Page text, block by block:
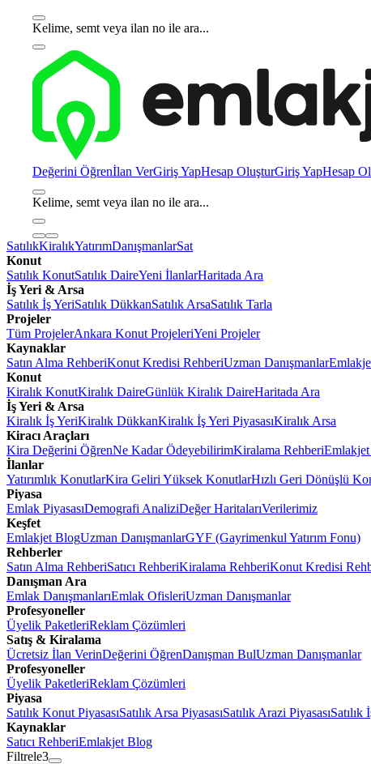
Kelime, semt veya ilan no ile ara...
Değerini Öğrenİlan VerGiriş YapHesap OluşturGiriş YapHesap
Kelime, semt veya ilan no ile ara...
SatılıkKiralıkYatırımDanışmanlarSat
Konut
Satılık KonutSatılık DaireYeni İlanlarHaritada Ara
İş Yeri & Arsa
Satılık İş YeriSatılık DükkanSatılık ArsaSatılık Tarla
Projeler
Tüm ProjelerAnkara Konut ProjeleriYeni Projeler
Kaynaklar
Satın Alma RehberiKonut Kredisi RehberiUzman Danışmanlar
Konut
Kiralık KonutKiralık DaireGünlük Kiralık DaireHaritada Ara
İş Yeri & Arsa
Kiralık İş YeriKiralık DükkanKiralık İş Yeri PiyasasıKiralık Arsa
Kiracı Araçları
Kira Değerini ÖğrenNe Kadar ÖdeyebilirimKiralama Rehberi
İlanlar
Yatırımlık KonutlarKira Geliri Yüksek KonutlarHızlı Geri Dönüşlü
Piyasa
Emlak PiyasasıDemografi AnaliziDeğer HaritalarıVerilerimiz
Keşfet
Emlakjet BlogUzman DanışmanlarGYF (Gayrimenkul Yatırım Fonu)
Rehberler
Satın Alma RehberiSatıcı RehberiKiralama RehberiKonut Kredisi
Danışman Ara
Emlak DanışmanlarıEmlak OfisleriUzman Danışmanlar
Profesyoneller
Üyelik PaketleriReklam Çözümleri
Satış & Kiralama
Ücretsiz İlan VerinDeğerini ÖğrenDanışman BulUzman Danışmanlar
Profesyoneller
Üyelik PaketleriReklam Çözümleri
Piyasa
Satılık Konut PiyasasıSatılık Arsa PiyasasıSatılık Arazi PiyasasıSatılık
Kaynaklar
Satıcı RehberiEmlakjet Blog
Filtrele3